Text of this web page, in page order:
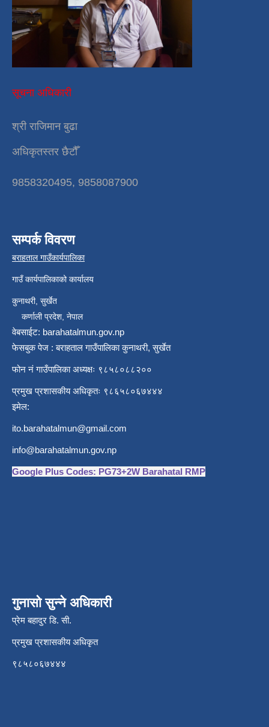
सूचना अधिकारी
श्री राजिमान बुढा
अधिकृतस्तर छैटौँ
9858320495, 9858087900
सम्पर्क विवरण
बराहताल गाउँकार्यपालिका
गाउँ कार्यपालिकाको कार्यालय
कुनाथरी, सुर्खेत
कर्णाली प्रदेश, नेपाल
वेबसाईट: barahatalmun.gov.np
फेसबुक पेज : बराहताल गाउँपालिका कुनाथरी, सुर्खेत
फोन नं गाउँपालिका अध्यक्षः ९८५८०८८२००
प्रमुख प्रशासकीय अधिकृतः ९८६५८०६७४४४
इमेल:
ito.barahatalmun@gmail.com
info@barahatalmun.gov.np
Google Plus Codes: PG73+2W Barahatal RMP
गुनासो सुन्ने अधिकारी
प्रेम बहादुर डि. सी.
प्रमुख प्रशासकीय अधिकृत
९८५८०६७४४४